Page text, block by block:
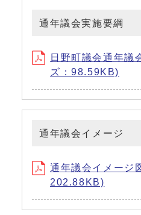
通年議会実施要綱
日野町議会通年議
ズ：98.59KB)
通年議会イメージ
通年議会イメージ
202.88KB)